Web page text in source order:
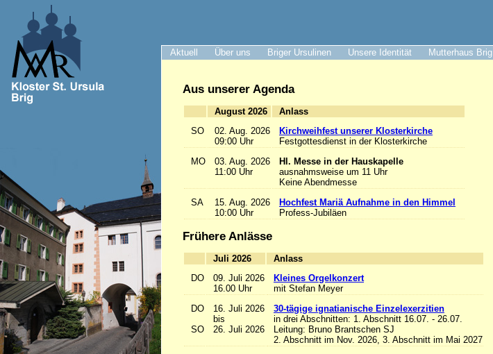
Aktuell Über uns Briger Ursulinen Unsere Identität Mutterhaus Brig
Aus unserer Agenda
August 2026
Anlass
SO
02. Aug. 2026
09:00 Uhr
Kirchweihfest unserer Klosterkirche
Festgottesdienst in der Klosterkirche
MO
03. Aug. 2026
11:00 Uhr
Hl. Messe in der Hauskapelle
ausnahmsweise um 11 Uhr
Keine Abendmesse
SA
15. Aug. 2026
10:00 Uhr
Hochfest Mariä Aufnahme in den Himmel
Profess-Jubiläen
Frühere Anlässe
Juli 2026
Anlass
DO
09. Juli 2026
16.00 Uhr
Kleines Orgelkonzert
mit Stefan Meyer
DO
SO
16. Juli 2026
bis
26. Juli 2026
30-tägige ignatianische Einzelexerzitien
in drei Abschnitten: 1. Abschnitt 16.07. - 26.07.
Leitung: Bruno Brantschen SJ
2. Abschnitt im Nov. 2026, 3. Abschnitt im Mai 2027